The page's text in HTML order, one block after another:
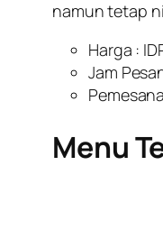
namun tetap
Harga :
Jam
Menu